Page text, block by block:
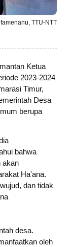
TTU-NTT
Ketua
2023-2024
Timur,
Desa
berupa
bahwa
akan
Ha'ana.
dan tidak
desa.
oleh